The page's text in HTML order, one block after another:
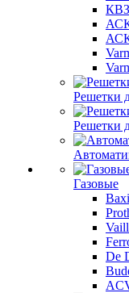
Решетки
Решетки
Газовые
Baxi
De